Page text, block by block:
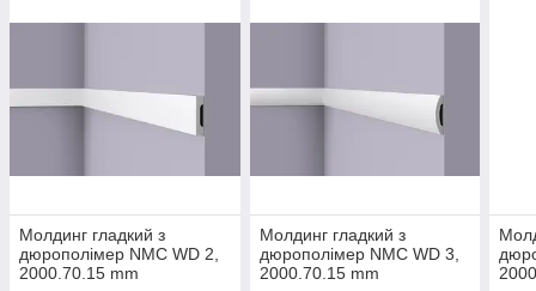
Молдинг гладкий з
дюрополімер NMC WD 2,
2000.70.15 mm
Молдинг гладкий з
дюрополімер NMC WD 3,
2000.70.15 mm